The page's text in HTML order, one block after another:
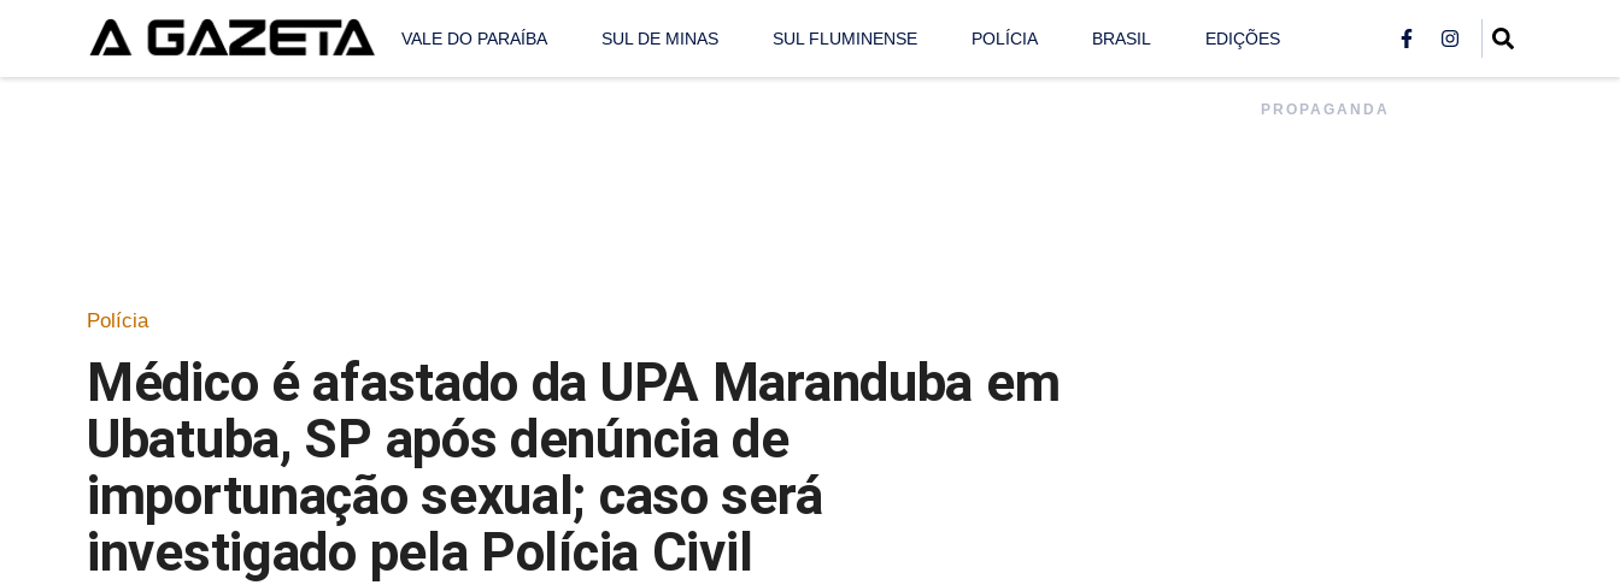
VALE DO PARAÍBA SUL DE MINAS SUL FLUMINENSE POLÍCIA BRASIL EDIÇÕES
Polícia
Médico é afastado da UPA Maranduba em
Ubatuba, SP após denúncia de
importunação sexual; caso será
investigado pela Polícia Civil
PROPAGANDA